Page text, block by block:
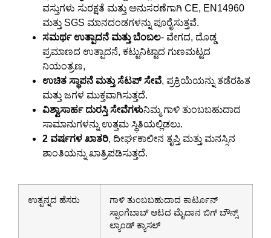
ವಸ್ತುಗಳು ಸುರಕ್ಷತೆ ಮತ್ತು ಅನುಸರಣೆಗಾಗಿ CE, EN14960
ಮತ್ತು SGS ಮಾನದಂಡಗಳನ್ನು ಪೂರೈಸುತ್ತವೆ.
ಸಮರ್ಥ ಉತ್ಪಾದನೆ ಮತ್ತು ಬೆಂಬಲ- ವೇಗದ, ದೊಡ್ಡ
ಪ್ರಮಾಣದ ಉತ್ಪಾದನೆ, ಕಟ್ಟುನಿಟ್ಟಾದ ಗುಣಮಟ್ಟದ
ನಿಯಂತ್ರಣ,
ಉಚಿತ ಸ್ಥಾಪನೆ ಮತ್ತು ಸೆಟಪ್ ಸೇವೆ, ಪ್ರಕ್ರಿಯೆಯನ್ನು ತಡೆರಹಿತ
ಮತ್ತು ಜಗಳ ಮುಕ್ತವಾಗಿಸುತ್ತದೆ.
ವಿಶ್ವಾಸಾರ್ಹ ದುರಸ್ತಿ ಸೇವೆಗಳುನಿಮ್ಮ ಗಾಳಿ ತುಂಬಬಹುದಾದ
ಸಾಮಾನುಗಳನ್ನು ಉತ್ತಮ ಸ್ಥಿತಿಯಲ್ಲಿಡಲು.
2 ವರ್ಷಗಳ ಖಾತರಿ, ದೀರ್ಘಕಾಲೀನ ತೃಪ್ತಿ ಮತ್ತು ಮನಸ್ಸಿನ
ಶಾಂತಿಯನ್ನು ಖಾತ್ರಿಪಡಿಸುತ್ತದೆ.
ಉತ್ಪನ್ನದ ಹೆಸರು
ಗಾಳಿ ತುಂಬಬಹುದಾದ ಕಾರ್ಟೂನ್
ಸ್ಪಾಂಗೆಬಾಬ್ ಆಟದ ಮೈದಾನ ಬಿಗ್ ಬೌನ್ಸ್
ಲ್ಯಾಂಡ್ ಕ್ಯಾಸಲ್